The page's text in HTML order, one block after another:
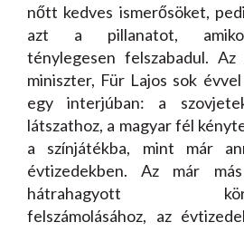
nőtt kedves ismerősöket,
azt a pillanatot,
ténylegesen felszabadul. Az
miniszter, Für Lajos sok
egy interjúban: a
látszathoz, a magyar fél
a színjátékba, mint már
évtizedekben. Az már
hátrahagyott
felszámolásához, az